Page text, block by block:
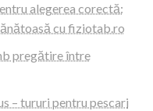
alegerea corectă:
cu fiziotab.ro
pregătire între
– tururi pentru pescari